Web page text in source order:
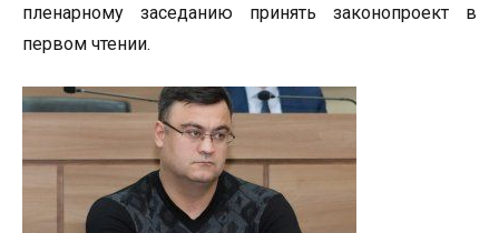
пленарному заседанию принять законопроект в
первом чтении.